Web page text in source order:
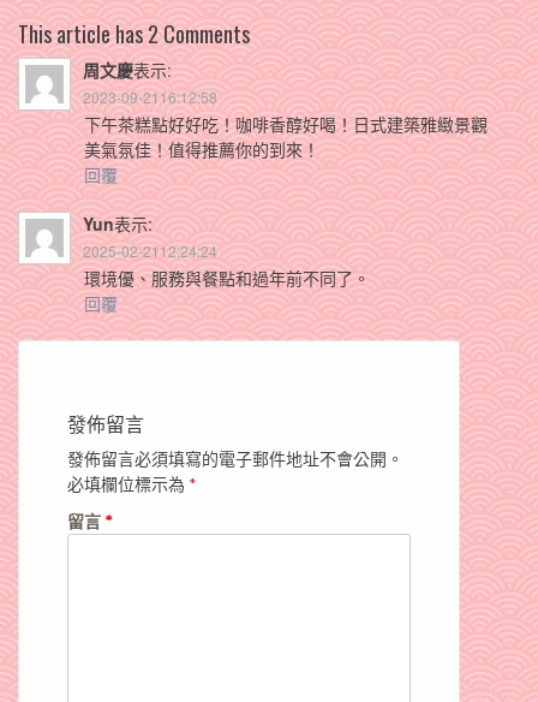
This article has 2 Comments
周文慶表示:
2023-09-2116:12:58
下午茶糕點好好吃！咖啡香醇好喝！日式建築雅緻景觀
美氣氛佳！值得推薦你的到來！
回覆
Yun表示:
2025-02-2112:24:24
環境優、服務與餐點和過年前不同了。
回覆
發佈留言
發佈留言必須填寫的電子郵件地址不會公開。
必填欄位標示為 *
留言 *